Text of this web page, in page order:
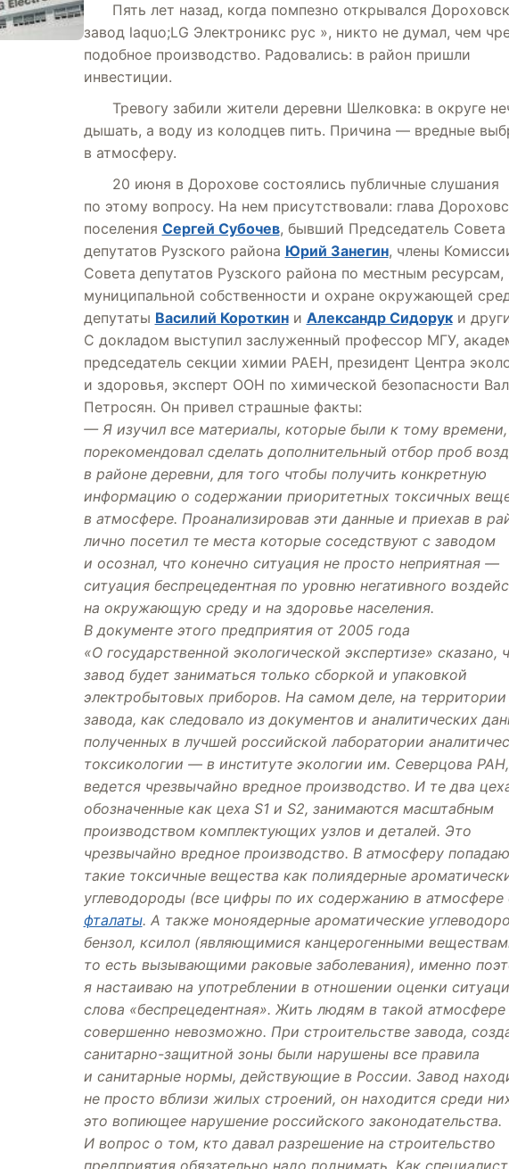
Пять лет назад, когда помпезно открывался
завод laquo;LG Электроникс рус », никто не думал, чем
подобное производство. Радовались: в район пришли
инвестиции.
Тревогу забили жители деревни Шелковка: в округе
дышать, а воду из колодцев пить. Причина — вредные
в атмосферу.
20 июня в Дорохове состоялись публичные слушания
по этому вопросу. На нем присутствовали: глава
поселения Сергей Субочев, бывший Председатель Совета
депутатов Рузского района Юрий Занегин, члены
Совета депутатов Рузского района по местным ресурсам,
муниципальной собственности и охране окружающей
депутаты Василий Короткини Александр Сидоруки
С докладом выступил заслуженный профессор МГУ,
председатель секции химии РАЕН, президент Центра
и здоровья, эксперт ООН по химической безопасности
Петросян. Он привел страшные факты:
— Я изучил все материалы, которые были к тому времени,
порекомендовал сделать дополнительный отбор проб
в районе деревни, для того чтобы получить конкретную
информацию о содержании приоритетных токсичных
в атмосфере. Проанализировав эти данные и приехав в
лично посетил те места которые соседствуют с заводом
и осознал, что конечно ситуация не просто неприятная —
ситуация беспрецедентная по уровню негативного
на окружающую среду и на здоровье населения.
В документе этого предприятия от 2005 года
«О государственной экологической экспертизе» сказано,
завод будет заниматься только сборкой и упаковкой
электробытовых приборов. На самом деле, на территории
завода, как следовало из документов и аналитических
полученных в лучшей российской лаборатории
токсикологии — в институте экологии им. Северцова РАН,
ведется чрезвычайно вредное производство. И те два
обозначенные как цеха S1 и S2, занимаются масштабным
производством комплектующих узлов и деталей. Это
чрезвычайно вредное производство. В атмосферу
такие токсичные вещества как полиядерные
углеводороды (все цифры по их содержанию в атмосфере
фталаты. А также моноядерные ароматические
бензол, ксилол (являющимися канцерогенными
то есть вызывающими раковые заболевания), именно
я настаиваю на употреблении в отношении оценки
слова «беспрецедентная». Жить людям в такой атмосфере
совершенно невозможно. При строительстве завода,
санитарно-защитной зоны были нарушены все правила
и санитарные нормы, действующие в России. Завод
не просто вблизи жилых строений, он находится среди
это вопиющее нарушение российского законодательства.
И вопрос о том, кто давал разрешение на строительство
предприятия обязательно надо поднимать. Как специалист